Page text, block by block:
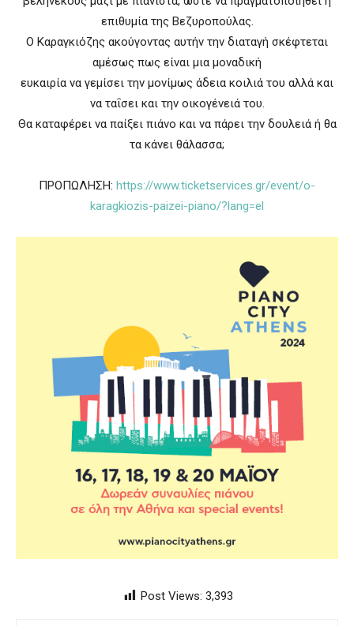
επιθυμία της Βεζυροπούλας.
Ο Καραγκιόζης ακούγοντας αυτήν την διαταγή σκέφτεται
αμέσως πως είναι μια μοναδική
ευκαιρία να γεμίσει την μονίμως άδεια κοιλιά του αλλά και
να ταΐσει και την οικογένειά του.
Θα καταφέρει να παίξει πιάνο και να πάρει την δουλειά ή θα
τα κάνει θάλασσα;
ΠΡΟΠΩΛΗΣΗ: https://www.ticketservices.gr/event/o-
karagkiozis-paizei-piano/?lang=el
Post Views: 3,393